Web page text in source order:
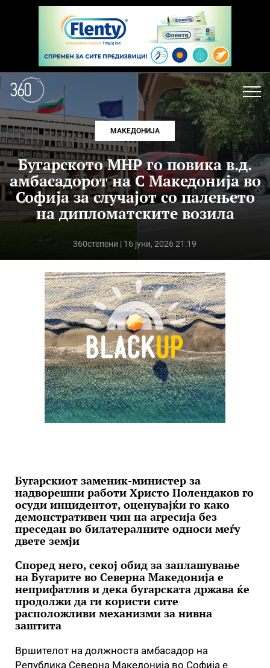
МАКЕДОНИЈА
Бугарското МНР го повика в.д.
амбасадорот на С Македонија во
Софија за случајот со палењето
на дипломатските возила
360степени | 16 јуни, 2026 21:19
Бугарскиот заменик-министер за
надворешни работи Христо Полендаков го
осуди инцидентот, оценувајќи го како
демонстративен чин на агресија без
преседан во билатералните односи меѓу
двете земји
Според него, секој обид за заплашување
на Бугарите во Северна Македонија е
неприфатлив и дека бугарската држава ќе
продолжи да ги користи сите
расположливи механизми за нивна
заштита
Вршителот на должноста амбасадор на
Република Северна Македонија во Софија е